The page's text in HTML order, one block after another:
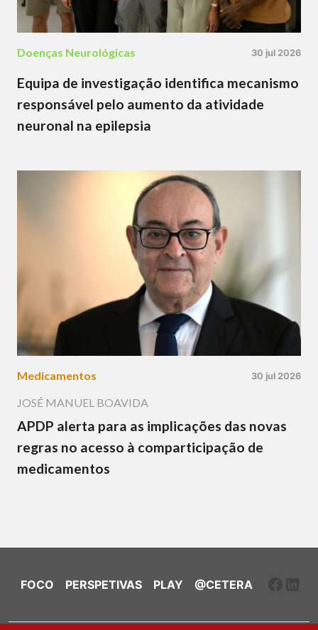
Doenças Neurológicas 30 jul 2026
Equipa de investigação identifica mecanismo
responsável pelo aumento da atividade
neuronal na epilepsia
Medicamentos 30 jul 2026
JOSÉ MANUEL BOAVIDA
APDP alerta para as implicações das novas
regras no acesso à comparticipação de
medicamentos
FOCO PERSPETIVAS PLAY @CETERA